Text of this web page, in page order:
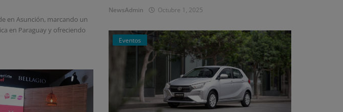
en Asunción, marcando un
en Paraguay y ofreciendo
NewsAdmin Octubre 1, 2025
Eventos